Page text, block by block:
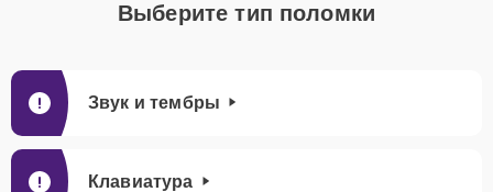
Выберите тип поломки
Звук и тембры
Клавиатура